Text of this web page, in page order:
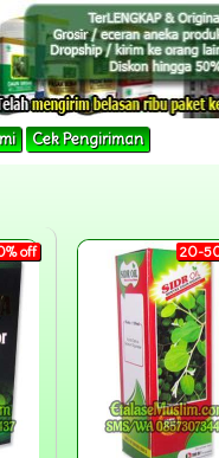
Cek Pengiriman
off 20-